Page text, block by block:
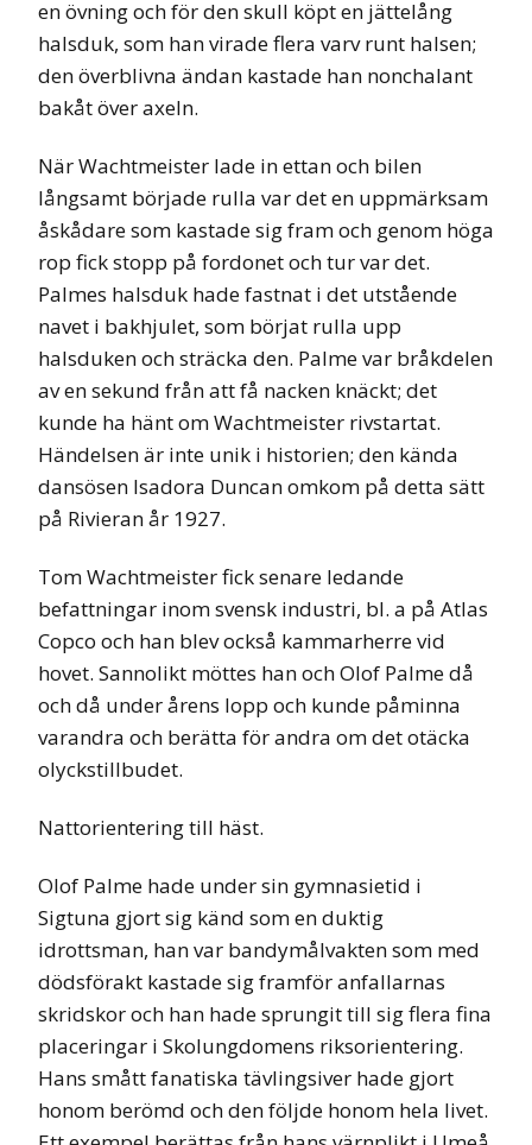
en övning och för den skull köpt en jättelång
halsduk, som han virade flera varv runt halsen;
den överblivna ändan kastade han nonchalant
bakåt över axeln.
När Wachtmeister lade in ettan och bilen
långsamt började rulla var det en uppmärksam
åskådare som kastade sig fram och genom höga
rop fick stopp på fordonet och tur var det.
Palmes halsduk hade fastnat i det utstående
navet i bakhjulet, som börjat rulla upp
halsduken och sträcka den. Palme var bråkdelen
av en sekund från att få nacken knäckt; det
kunde ha hänt om Wachtmeister rivstartat.
Händelsen är inte unik i historien; den kända
dansösen Isadora Duncan omkom på detta sätt
på Rivieran år 1927.
Tom Wachtmeister fick senare ledande
befattningar inom svensk industri, bl. a på Atlas
Copco och han blev också kammarherre vid
hovet. Sannolikt möttes han och Olof Palme då
och då under årens lopp och kunde påminna
varandra och berätta för andra om det otäcka
olyckstillbudet.
Nattorientering till häst.
Olof Palme hade under sin gymnasietid i
Sigtuna gjort sig känd som en duktig
idrottsman, han var bandymålvakten som med
dödsförakt kastade sig framför anfallarnas
skridskor och han hade sprungit till sig flera fina
placeringar i Skolungdomens riksorientering.
Hans smått fanatiska tävlingsiver hade gjort
honom berömd och den följde honom hela livet.